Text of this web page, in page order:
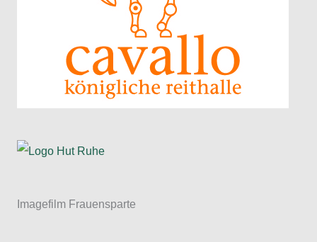
Imagefilm Frauensparte